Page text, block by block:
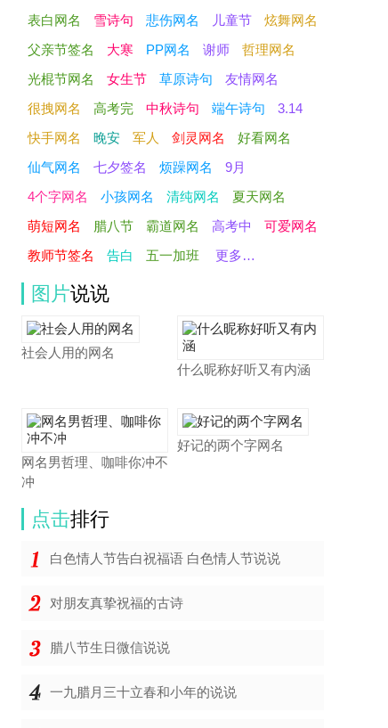
表白网名
雪诗句 悲伤网名 儿童节
炫舞网名
父亲节签名
大寒 PP网名 谢师
哲理网名
光棍节网名
女生节 草原诗句
友情网名
很拽网名
高考完 中秋诗句 端午诗句
3.14
快手网名
晚安 军人 剑灵网名
好看网名
仙气网名
七夕签名 烦躁网名
9月
4个字网名
小孩网名 清纯网名
夏天网名
萌短网名
腊八节 霸道网名 高考中
可爱网名
教师节签名
告白 五一加班 更多…
图片说说
社会人用的网名
什么昵称好听又有内涵
网名男哲理、咖啡你冲不
冲
好记的两个字网名
点击排行
白色情人节告白祝福语 白色情人节说说
对朋友真挚祝福的古诗
腊八节生日微信说说
一九腊月三十立春和小年的说说